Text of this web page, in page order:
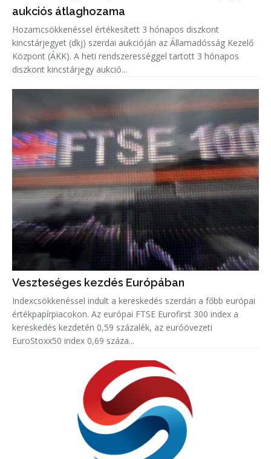
aukciós átlaghozama
Hozamcsökkenéssel értékesített 3 hónapos diszkont
kincstárjegyet (dkj) szerdai aukcióján az Államadósság Kezelő
Központ (ÁKK). A heti rendszerességgel tartott 3 hónapos
diszkont kincstárjegy aukció...
Veszteséges kezdés Európában
Indexcsökkenéssel indult a kereskedés szerdán a főbb európai
értékpapírpiacokon. Az európai FTSE Eurofirst 300 index a
kereskedés kezdetén 0,59 százalék, az euróövezeti
EuroStoxx50 index 0,69 száza...